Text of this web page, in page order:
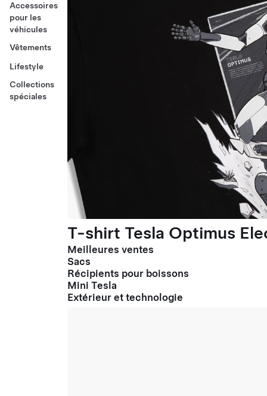
Accessoires
pour les
véhicules
Vêtements
Lifestyle
Collections
spéciales
T-shirt Tesla Optimus
Meilleures ventes
Sacs
Récipients pour boissons
Mini Tesla
Extérieur et technologie